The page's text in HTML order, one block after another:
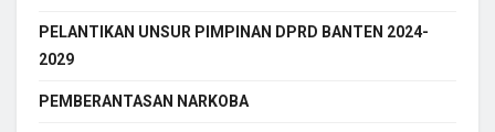
PELANTIKAN UNSUR PIMPINAN DPRD BANTEN 2024-
2029
PEMBERANTASAN NARKOBA